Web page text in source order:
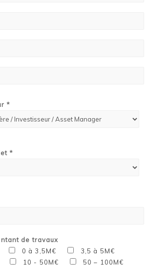
*
*
de travaux
0 à 3,5M€
3,5 à 5M€
10 - 50M€
50 – 100M€